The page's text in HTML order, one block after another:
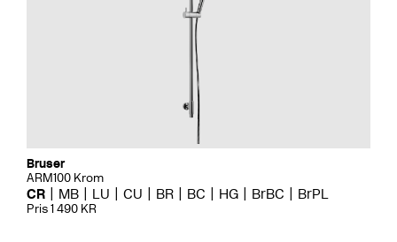
Bruser
ARM100 Krom
CR MB LU CU BR BC HG BrBC BrPL
Pris 1 490 KR